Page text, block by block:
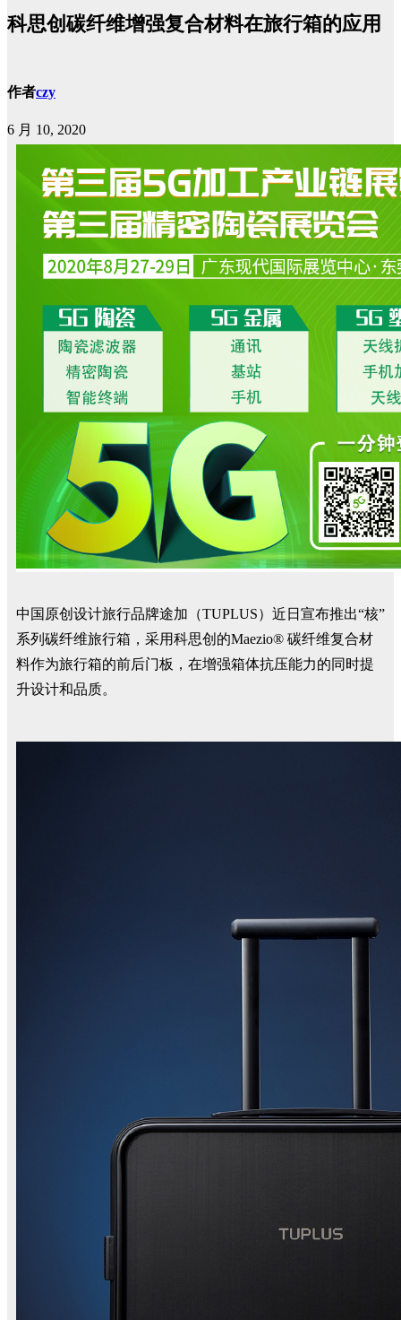
科思创碳纤维增强复合材料在旅行箱的应用
作者czy
6 月 10, 2020
中国原创设计旅行品牌途加（TUPLUS）近日宣布推出“核”
系列碳纤维旅行箱，采用科思创的Maezio® 碳纤维复合材
料作为旅行箱的前后门板，在增强箱体抗压能力的同时提
升设计和品质。